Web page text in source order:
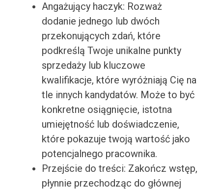
Angażujący haczyk: Rozważ
dodanie jednego lub dwóch
przekonujących zdań, które
podkreślą Twoje unikalne punkty
sprzedaży lub kluczowe
kwalifikacje, które wyróżniają Cię na
tle innych kandydatów. Może to być
konkretne osiągnięcie, istotna
umiejętność lub doświadczenie,
które pokazuje twoją wartość jako
potencjalnego pracownika.
Przejście do treści: Zakończ wstęp,
płynnie przechodząc do głównej